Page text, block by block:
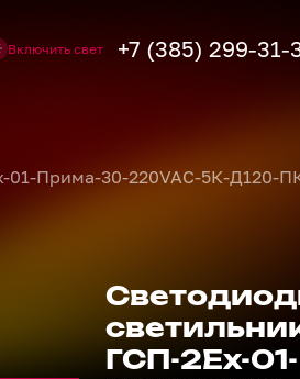
Включить свет +7 (385) 299-31-
01-Прима-30-220VAC-5К-Д120-
ГСП-2Ех-01-